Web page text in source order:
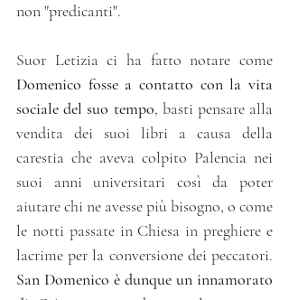
non "predicanti".
Domenico fosse a contatto con la vita
sociale del suo tempo, basti pensare alla
vendita dei suoi libri a causa della
carestia che aveva colpito Palencia nei
suoi anni universitari così da poter
aiutare chi ne avesse più bisogno, o come
le notti passate in Chiesa in preghiere e
San Domenico è dunque un innamorato